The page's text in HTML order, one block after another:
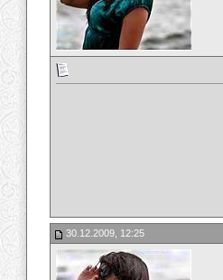
30.12.2009, 12:25